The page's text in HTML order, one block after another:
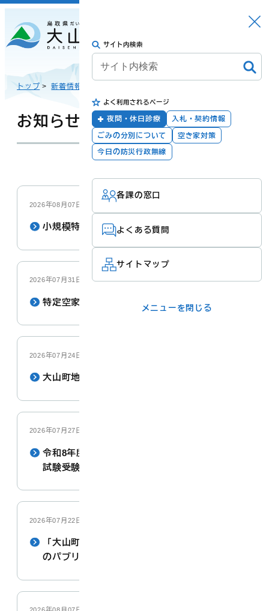
トップに戻る
暮らしの手続き 健康・福祉
子育て・教育 防災・安全
町政
産業・観光・文
日本語
English
한국어
简体汉语
サイト内検索
よく利用されるページ
夜間・休日診療
入札・契約情報
ごみの分別について
空き家対策
今日の防災行政無線
各課の窓口
よくある質問
サイトマップ
メニューを閉じる
トップ >新着情報
お知らせ
2026年08月07日
小規模特認校制度
2026年07月31日
特定空家等の略式代執行の措置に係る公告
2026年07月24日
大山町地域共創のまちづくり計画
2026年07月27日
令和8年度第1回大山町職員採用資格試験 第2次
試験受験資格取得者について
2026年07月22日
「大山町地域共創のまちづくり計画（案）」へ
のパブリックコメントの実施結果について